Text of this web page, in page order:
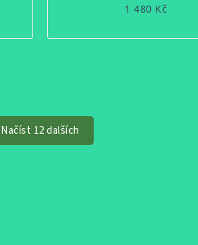
1 480 Kč
Načíst 12 dalších